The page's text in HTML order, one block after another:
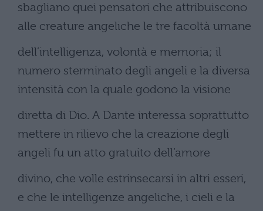
sbagliano quei pensatori che attribuiscono
alle creature angeliche le tre facoltà umane
dell’intelligenza, volontà e memoria; il
numero sterminato degli angeli e la diversa
intensità con la quale godono la visione
diretta di Dio. A Dante interessa soprattutto
mettere in rilievo che la creazione degli
angeli fu un atto gratuito dell’amore
divino, che volle estrinsecarsi in altri esseri,
e che le intelligenze angeliche, i cieli e la